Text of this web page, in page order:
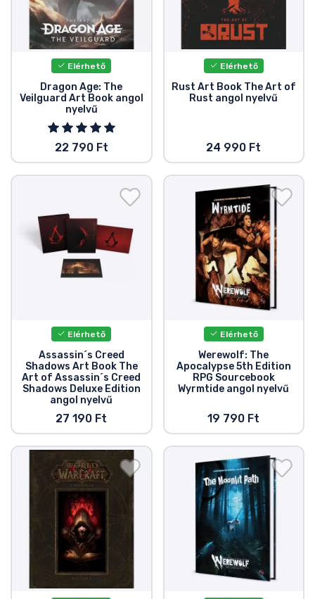
Elérhető
Dragon Age: The
Veilguard Art Book angol
nyelvű
22 790 Ft
Elérhető
Rust Art Book The Art of
Rust angol nyelvű
24 990 Ft
Elérhető
Assassin´s Creed
Shadows Art Book The
Art of Assassin´s Creed
Shadows Deluxe Edition
angol nyelvű
27 190 Ft
Elérhető
Werewolf: The
Apocalypse 5th Edition
RPG Sourcebook
Wyrmtide angol nyelvű
19 790 Ft
Terméktípusok
Márkák